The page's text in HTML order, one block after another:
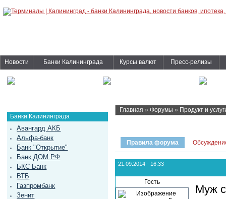
Новости Банки Калининграда Курсы валют Пресс-релизы
Банки Калининграда
Авангард АКБ
Альфа-банк
Банк "Открытие"
Банк ДОМ.РФ
БКС Банк
ВТБ
Газпромбанк
Зенит
Главная » Форумы » Продукт и
Правила форума
21.09.2014 - 16:33
Гость
Муж